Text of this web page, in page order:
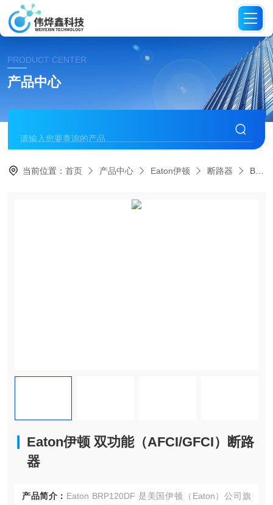
PRODUCT CENTER
产品中心
当前位置：首页 产品中心 Eaton伊顿 断路器 BRP120DFX1400Eaton伊顿 双功能（AFCI/GFCI）断路器
Eaton伊顿 双功能（AFCI/GFCI）断路
器
产品简介： Eaton BRP120DF 是美国伊顿（Eaton）公司旗